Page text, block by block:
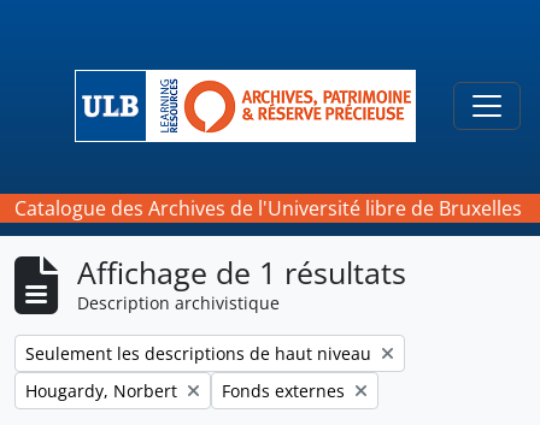
Catalogue des Archives de l'Université libre de Bruxelles
Affichage de 1 résultats
Description archivistique
Remove filter:
Seulement les descriptions de haut niveau
Remove filter:
Hougardy, Norbert Remove filter:
Fonds externes